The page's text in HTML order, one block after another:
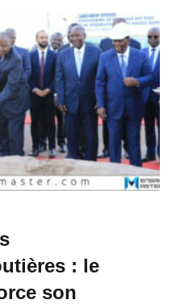
: le
son